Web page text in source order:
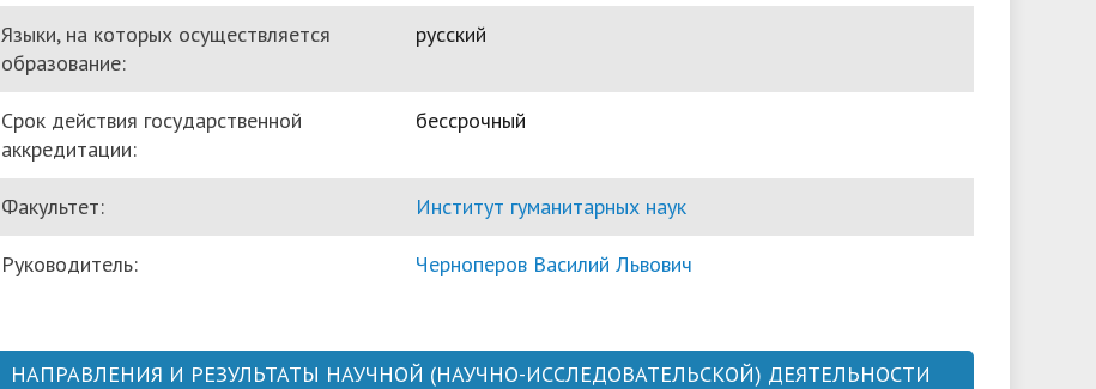
Языки, на которых осуществляется
образование:
русский
Срок действия государственной
аккредитации:
бессрочный
Факультет: Институт гуманитарных наук
Руководитель: Черноперов Василий Львович
НАПРАВЛЕНИЯ И РЕЗУЛЬТАТЫ НАУЧНОЙ (НАУЧНО-ИССЛЕДОВАТЕЛЬСКОЙ) ДЕЯТЕЛЬНОСТИ